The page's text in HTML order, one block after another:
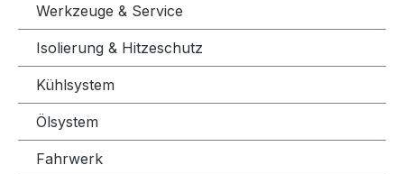
Werkzeuge & Service
Isolierung & Hitzeschutz
Kühlsystem
Ölsystem
Fahrwerk